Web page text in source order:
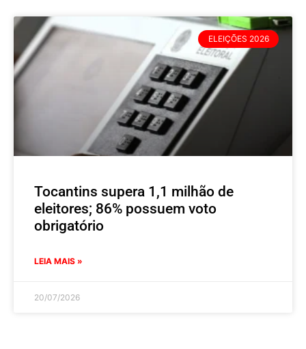
ELEIÇÕES 2026
Tocantins supera 1,1 milhão de
eleitores; 86% possuem voto
obrigatório
LEIA MAIS »
20/07/2026